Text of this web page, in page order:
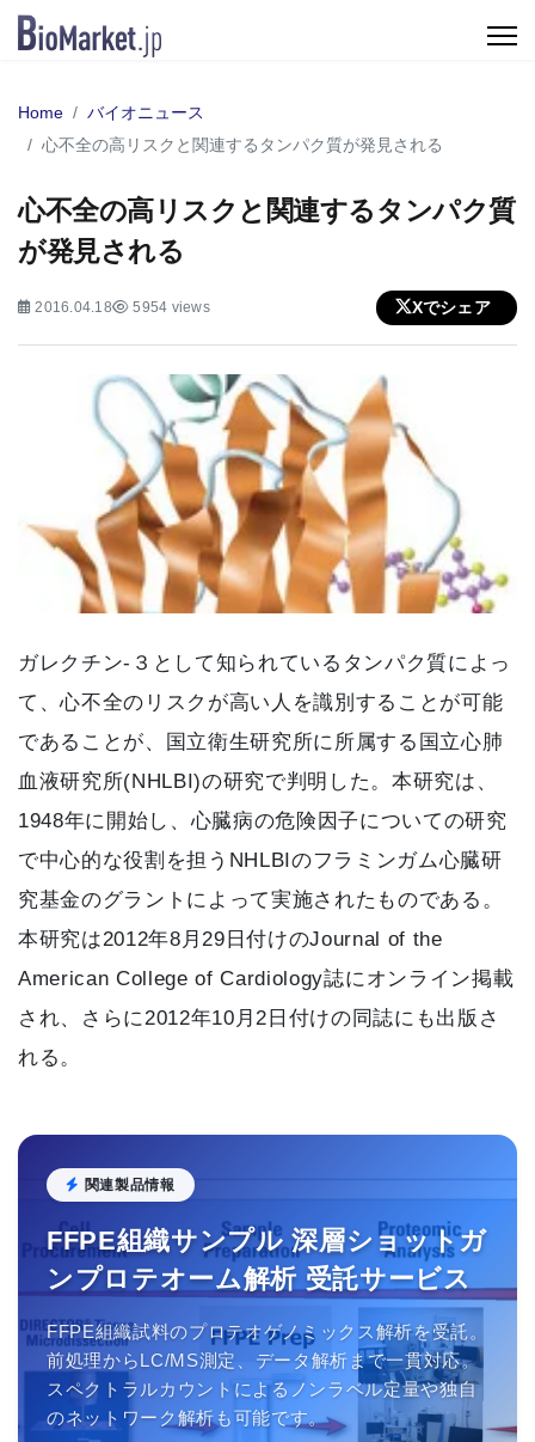
Home
バイオニュース
心不全の高リスクと関連するタンパク質が発見される
心不全の高リスクと関連するタンパク質
が発見される
2016.04.18 5954 views Xでシェア
ガレクチン-３として知られているタンパク質によっ
て、心不全のリスクが高い人を識別することが可能
であることが、国立衛生研究所に所属する国立心肺
血液研究所(NHLBI)の研究で判明した。本研究は、
1948年に開始し、心臓病の危険因子についての研究
で中心的な役割を担うNHLBIのフラミンガム心臓研
究基金のグラントによって実施されたものである。
本研究は2012年8月29日付けのJournal of the
American College of Cardiology誌にオンライン掲載
され、さらに2012年10月2日付けの同誌にも出版さ
れる。
関連製品情報
FFPE組織サンプル 深層ショットガ
ンプロテオーム解析 受託サービス
FFPE組織試料のプロテオゲノミックス解析を受託。
前処理からLC/MS測定、データ解析まで一貫対応。
スペクトラルカウントによるノンラベル定量や独自
のネットワーク解析も可能です。